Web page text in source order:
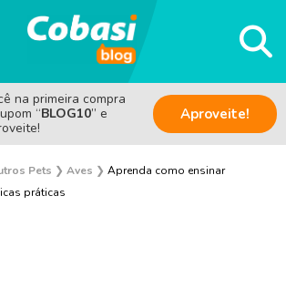
na primeira compra
“BLOG10” e
Aproveite!
Pets ❯ Aves ❯ Aprenda como ensinar
práticas